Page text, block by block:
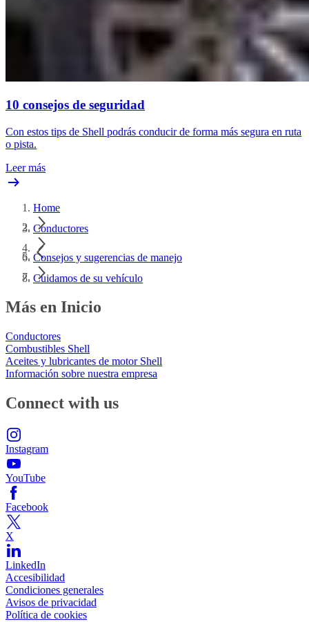
10 consejos de seguridad
Con estos tips de Shell podrás conducir de forma más segura en ruta
o pista.
Leer más
Home
Conductores
Consejos y sugerencias de manejo
Cuidamos de su vehículo
Más en Inicio
Conductores
Combustibles Shell
Aceites y lubricantes de motor Shell
Información sobre nuestra empresa
Connect with us
Instagram
YouTube
Facebook
X
LinkedIn
Accesibilidad
Condiciones generales
Avisos de privacidad
Política de cookies